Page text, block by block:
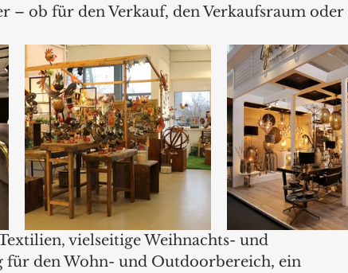
– ob für den Verkauf, den Verkaufsraum oder
vielseitige Weihnachts- und
für den Wohn- und Outdoorbereich, ein